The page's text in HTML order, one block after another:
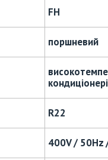
FH
поршневий
R22
400V / 50Hz